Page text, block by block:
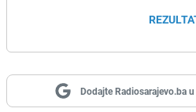
Dodajte Radiosarajevo.ba